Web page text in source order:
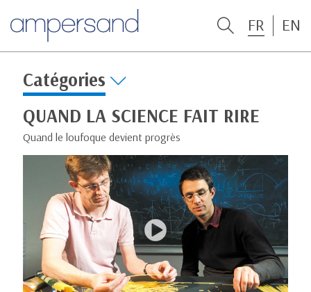
FR EN
Catégories
QUAND LA SCIENCE FAIT RIRE
Quand le loufoque devient progrès